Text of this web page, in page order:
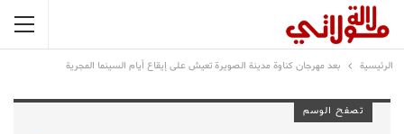
الرئيسية بعد مهرجان كناوة مدينة الصويرة تعيش على إيقاع أيام السينما المجرية
تصفح الوسم